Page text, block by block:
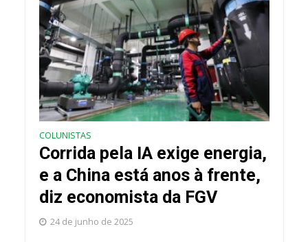
COLUNISTAS
Corrida pela IA exige energia,
e a China está anos à frente,
diz economista da FGV
24 de junho de 2025